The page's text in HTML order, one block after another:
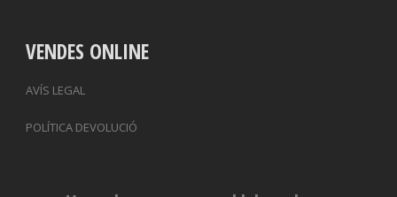
VENDES ONLINE
AVÍS LEGAL
POLÍTICA DEVOLUCIÓ